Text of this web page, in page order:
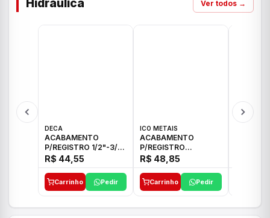
Hidráulica Ver todos →
DECA
ACABAMENTO
P/REGISTRO 1/2"-3/4"
E 1"C21.PQ DECA
R$ 44,55
Carrinho Pedir
ICO METAIS
ACABAMENTO
P/REGISTRO
1/2"-3/4"-1" ACB M
CS 33 ICO
R$ 48,85
Carrinho Pedir